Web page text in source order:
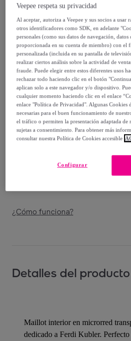
Modelo: XSS
16,00 €
35,00 €
-54%
Vendido porSantini Cycling Wear
Entrega
Entrega desde6,05 €
¿Cómo funciona?
Detalles del producto
Maillot interior en microrred
dedicado a Ferdi Kubler.
Veepee respeta su privacidad
Al aceptar, autoriza a Veepee y sus socios a usar
otros identificadores como SDK, en adelante
personales (como sus datos de navegación,
proporcionada en su cuenta de miembro) con el
personalizada (incluida en su pantalla de
realizar ciertos análisis sobre la actividad de
fraude. Puede elegir entre estos diferentes usos
rechazar todo haciendo clic en el botón
aplican solo a este navegador y/o dispositivo.
cualquier momento haciendo clic en el enlace
enlace "Política de Privacidad". Algunas Cookies
necesarias para el buen funcionamiento de
el tráfico o permiten la presentación adaptada de
sujetas a consentimiento. Para obtener más
consultar nuestra Política de Cookies accesible
Configurar